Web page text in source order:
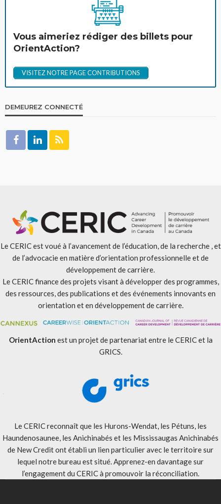
Vous aimeriez rédiger des billets pour
OrientAction?
VISITEZ NOTRE PAGE CONTRIBUTIONS
DEMEUREZ CONNECTÉ
Le CERIC est voué à l’avancement de l’éducation, de la recherche , et
de l’advocacie en matière d’orientation professionnelle et de
développement de carrière.
Le CERIC finance des projets visant à développer des programmes,
des ressources, des publications et des événements innovants en
orientation et en développement de carrière.
OrientAction est un projet de partenariat entre le CERIC et la
GRICS.
Le CERIC reconnaît que les Hurons-Wendat, les Pétuns, les
Haundenosaunee, les Anichinabés et les Mississaugas Anichinabés
de New Credit ont établi un lien particulier avec le territoire sur
lequel notre bureau est situé. Apprenez-en davantage sur
l’engagement du CERIC à promouvoir la réconciliation.